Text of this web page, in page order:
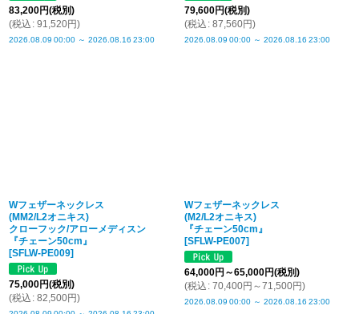
83,200円(税別)
(税込 : 91,520円)
2026.08.09 00:00 ～ 2026.08.16 23:00
79,600円(税別)
(税込 : 87,560円)
2026.08.09 00:00 ～ 2026.08.16 23:00
Wフェザーネックレス
(MM2/L2オニキス)
クローフック/アローメディスン
『チェーン50cm』
[SFLW-PE009]
75,000円(税別)
(税込 : 82,500円)
Wフェザーネックレス
(M2/L2オニキス)
『チェーン50cm』
[SFLW-PE007]
64,000円 ～65,000円(税別)
(税込 : 70,400円 ～71,500円)
2026.08.09 00:00 ～ 2026.08.16 23:00